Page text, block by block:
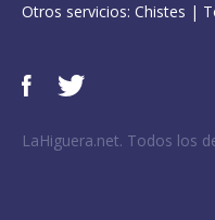
Otros servicios: Chistes |
LaHiguera.net. Todos los